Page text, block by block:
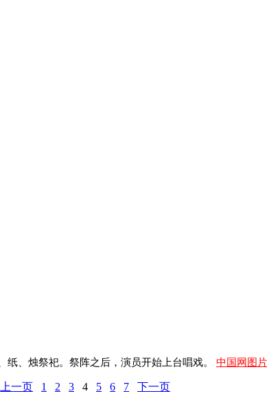
纸、烛祭祀。 祭阵之后，演员开始上台唱戏。 中国网图
上一页 1 2 3 4 5 6 7 下一页